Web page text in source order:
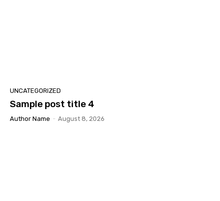
UNCATEGORIZED
Sample post title 4
Author Name - August 8, 2026